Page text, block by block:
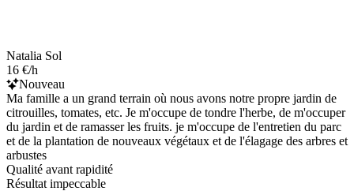
Natalia Sol
16 €/h
Nouveau
Ma famille a un grand terrain où nous avons notre propre jardin de
citrouilles, tomates, etc. Je m'occupe de tondre l'herbe, de m'occuper
du jardin et de ramasser les fruits. je m'occupe de l'entretien du parc
et de la plantation de nouveaux végétaux et de l'élagage des arbres et
arbustes
Qualité avant rapidité
Résultat impeccable